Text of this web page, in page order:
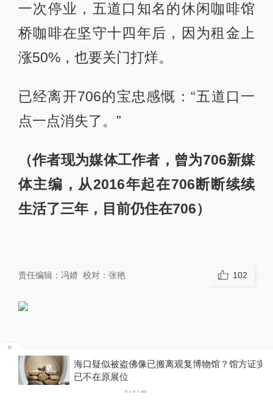
一次停业，五道口知名的休闲咖啡馆
桥咖啡在坚守十四年后，因为租金上
涨50%，也要关门打烊。
已经离开706的宝忠感慨：“五道口一
点一点消失了。”
（作者现为媒体工作者，曾为706新媒
体主编，从2016年起在706断断续续
生活了三年，目前仍住在706）
责任编辑： 冯婧 校对： 张艳 102
评论
海口疑似被盗佛像已搬离观复博物馆？馆方证实
已不在原展位